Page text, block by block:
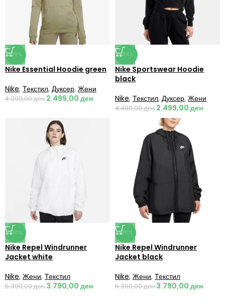
-39%
Nike Essential Hoodie green
Nike, Текстил, Дуксер, Жени
4.099,00ден 2.499,00 ден
-44%
Nike Sportswear Hoodie
black
Nike, Текстил, Дуксер, Жени
4.490,00ден 2.499,00 ден
-30%
Nike Repel Windrunner
Jacket white
Nike, Жени, Текстил
5.390,00ден 3.790,00 ден
-30%
Nike Repel Windrunner
Jacket black
Nike, Жени, Текстил
5.390,00ден 3.790,00 ден